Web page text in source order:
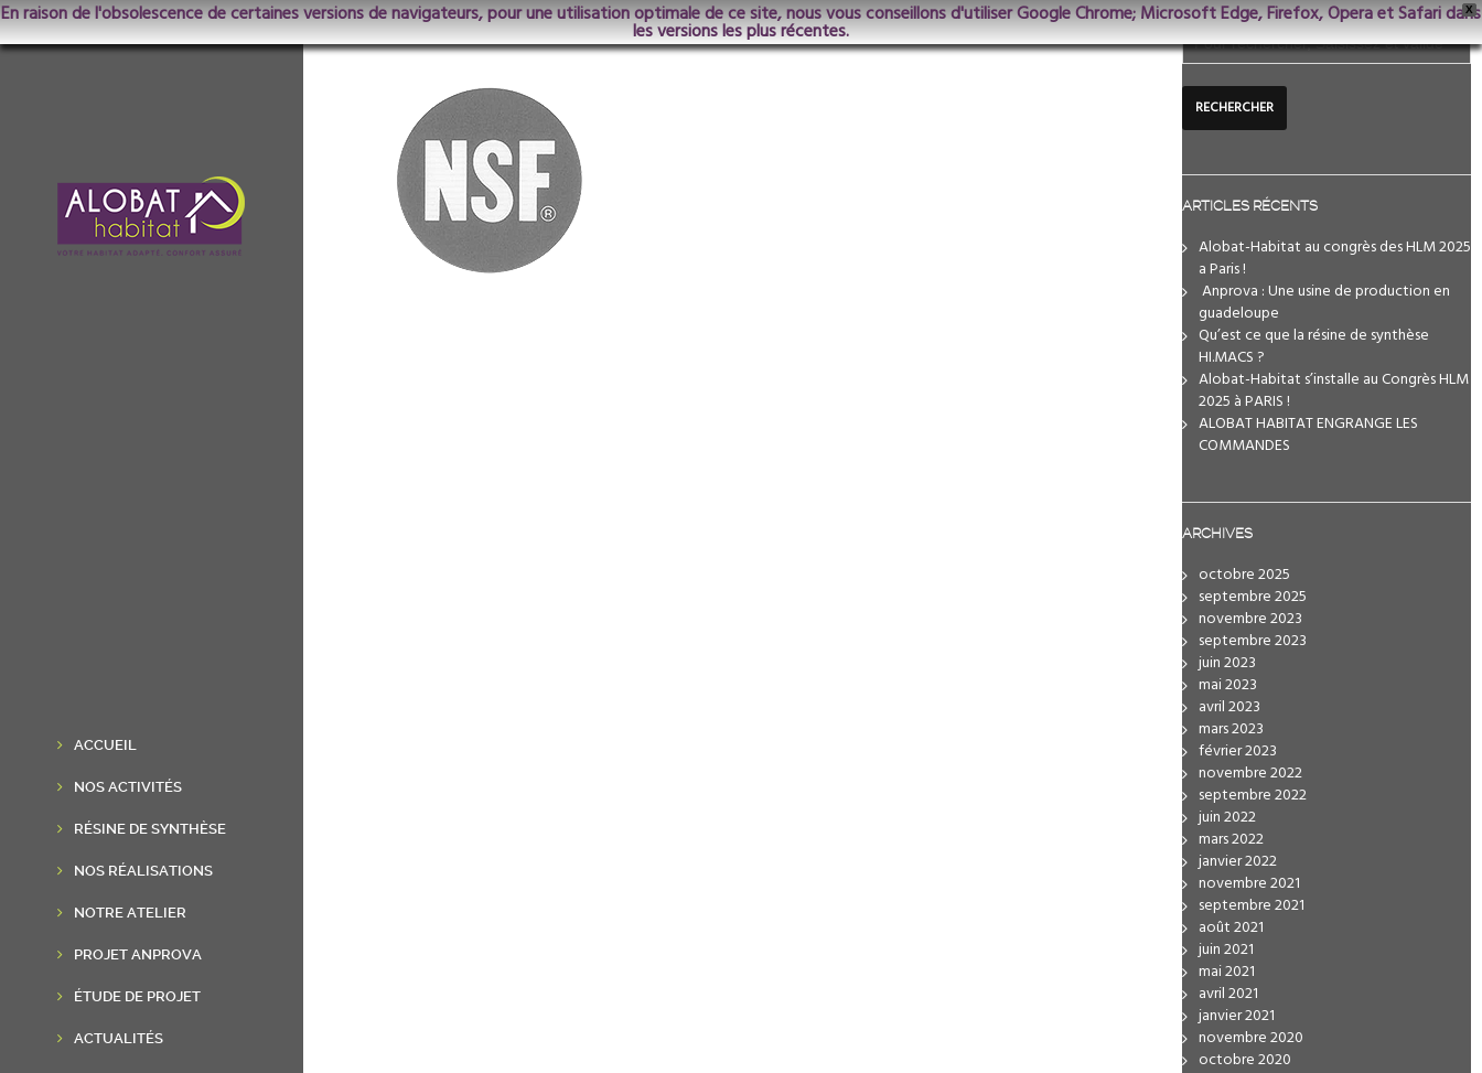
X
En raison de l'obsolescence de certaines versions de navigateurs, pour une utilisation optimale de ce site, nous vous conseillons d'utiliser Google Chrome; Microsoft Edge, Firefox, Opera et Safari dans
les versions les plus récentes.
ACCUEIL
NOS ACTIVITÉS
RÉSINE DE SYNTHÈSE
NOS RÉALISATIONS
NOTRE ATELIER
PROJET ANPROVA
ÉTUDE DE PROJET
ACTUALITÉS
nsf
ARTICLES RÉCENTS
Alobat-Habitat au congrès des HLM 2025
a Paris !
️ Anprova : Une usine de production en
guadeloupe
Qu’est ce que la résine de synthèse
HI.MACS ?
Alobat-Habitat s’installe au Congrès HLM
2025 à PARIS !
ALOBAT HABITAT ENGRANGE LES
COMMANDES
ARCHIVES
octobre 2025
septembre 2025
novembre 2023
septembre 2023
juin 2023
mai 2023
avril 2023
mars 2023
février 2023
novembre 2022
septembre 2022
juin 2022
mars 2022
janvier 2022
novembre 2021
septembre 2021
août 2021
juin 2021
mai 2021
avril 2021
janvier 2021
novembre 2020
octobre 2020